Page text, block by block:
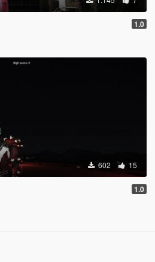
1.0
602 15
1.0